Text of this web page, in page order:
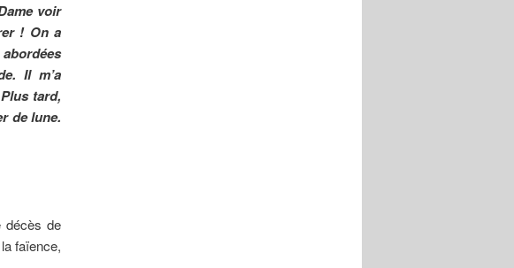
voir
! On a
Il m’a
tard,
de lune.
décès de
faïence,